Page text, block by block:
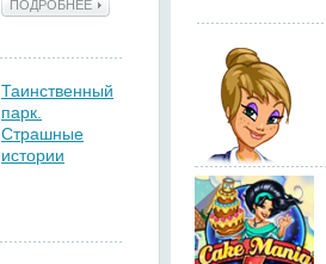
ПОДРОБНЕЕ
Таинственный
парк.
Страшные
истории